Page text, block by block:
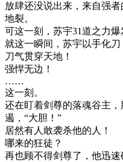
放肆还没说出来，来自强
地裂。
可这一刻，苏宇31道之力爆
就这一瞬间，苏宇以手化刀
刀气贯穿天地！
强悍无边！
……
这一刻。
还在盯着剑尊的落魂谷主
遏，“大胆！”
居然有人敢袭杀他的人！
哪来的狂徒？
再也顾不得剑尊了，他迅